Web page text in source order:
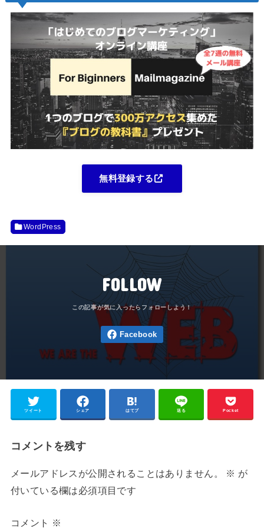
無料登録する
WordPress
FOLLOW
ツイート シェア はてブ 送る Pocket
コメントを残す
メールアドレスが公開されることはありません。 ※ が
付いている欄は必須項目です
コメント ※